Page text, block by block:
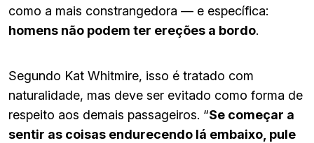
como a mais constrangedora — e específica:
homens não podem ter ereções a bordo.
Segundo Kat Whitmire, isso é tratado com
naturalidade, mas deve ser evitado como forma de
respeito aos demais passageiros. “Se começar a
sentir as coisas endurecendo lá embaixo, pule